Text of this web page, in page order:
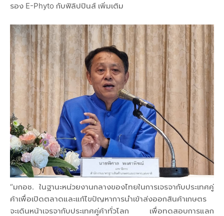
รอง E-Phyto กับฟิลิปปินส์ เพิ่มเติม
“มกอช. ในฐานะหน่วยงานกลางของไทยในการเจรจากับประเทศคู่
ค้าเพื่อเปิดตลาดและแก้ไขปัญหาการนำเข้าส่งออกสินค้าเกษตร
จะเดินหน้าเจรจากับประเทศคู่ค้าทั่วโลก เพื่อทดสอบการแลก